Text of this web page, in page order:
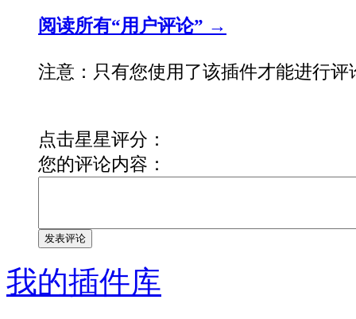
阅读所有“用户评论” →
注意：只有您使用了该插件才能进行评
点击星星评分：
您的评论内容：
发表评论
我的插件库